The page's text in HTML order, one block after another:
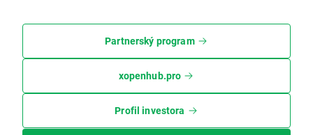
Partnerský program
xopenhub.pro
Profil investora